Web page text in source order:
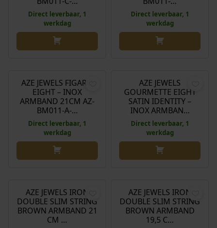
Direct leverbaar, 1
werkdag
Direct leverbaar, 1
werkdag
AZE JEWELS FIGARO
EIGHT – INOX
ARMBAND 21CM AZ-
BM011-A-…
Direct leverbaar, 1
werkdag
AZE JEWELS
GOURMETTE EIGHT
SATIN IDENTITY –
INOX ARMBAN…
Direct leverbaar, 1
werkdag
AZE JEWELS IRON
DOUBLE SLIM STRING
BROWN ARMBAND 21
CM …
AZE JEWELS IRON
DOUBLE SLIM STRING
BROWN ARMBAND
19,5 C…